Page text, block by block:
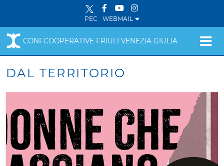
PEC WEBMAIL
CONFCOOPERATIVE FRIULI VENEZIA GIULIA
DAL TERRITORIO